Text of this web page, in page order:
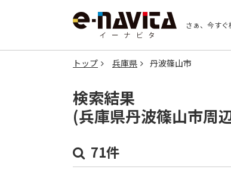
さぁ、今すぐ
トップ 兵庫県 丹波篠山市
検索結果
(兵庫県丹波篠山市周
71件